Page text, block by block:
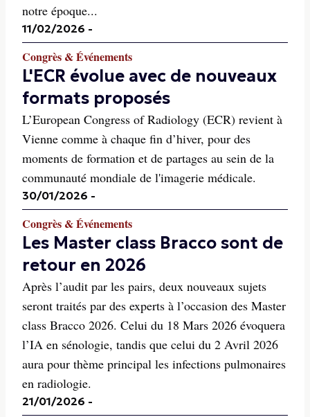
notre époque...
11/02/2026 -
Congrès & Événements
L'ECR évolue avec de nouveaux
formats proposés
L’European Congress of Radiology (ECR) revient à
Vienne comme à chaque fin d’hiver, pour des
moments de formation et de partages au sein de la
communauté mondiale de l'imagerie médicale.
30/01/2026 -
Congrès & Événements
Les Master class Bracco sont de
retour en 2026
Après l’audit par les pairs, deux nouveaux sujets
seront traités par des experts à l’occasion des Master
class Bracco 2026. Celui du 18 Mars 2026 évoquera
l’IA en sénologie, tandis que celui du 2 Avril 2026
aura pour thème principal les infections pulmonaires
en radiologie.
21/01/2026 -